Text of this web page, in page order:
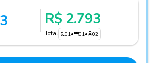
R$ 2.793
Total 01• 01• 02